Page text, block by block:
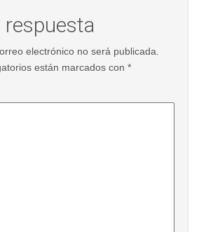
respuesta
electrónico no será publicada.
están marcados con *